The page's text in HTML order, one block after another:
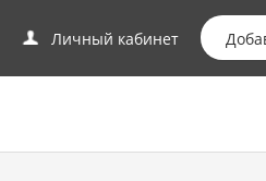
Личный кабинет